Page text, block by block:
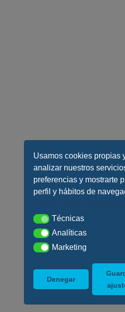
Usamos cookies propias
analizar nuestros
preferencias y mostrarte
perfil y hábitos de
TécnicasTécnicas
AnalíticasAnalíticas
MarketingMarketing
Denegar